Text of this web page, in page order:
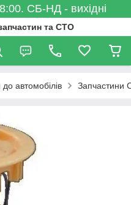
СБ-НД - вихідні
та СТО
автомобілів Запчастини